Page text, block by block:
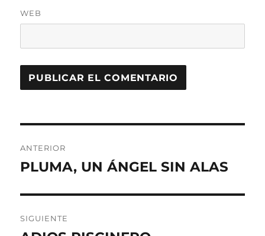
WEB
de
ANTERIOR
Entrada
PLUMA, UN ÁNGEL SIN ALAS
SIGUIENTE